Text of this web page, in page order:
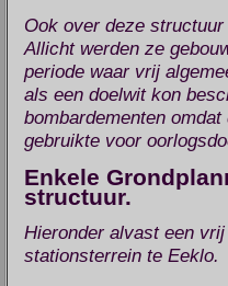
Ook over deze
Allicht werden ze
periode waar vrij
als een doelwit kon
bombardementen
gebruikte voor
Enkele
structuur.
Hieronder alvast een
stationsterrein te Eeklo.